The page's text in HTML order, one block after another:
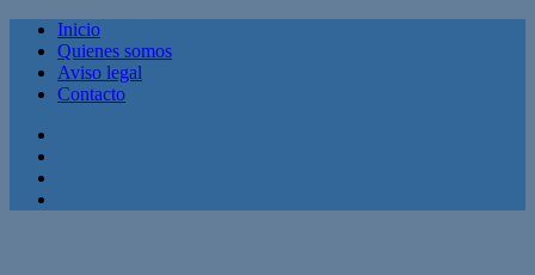
Inicio
Quienes somos
Aviso legal
Contacto